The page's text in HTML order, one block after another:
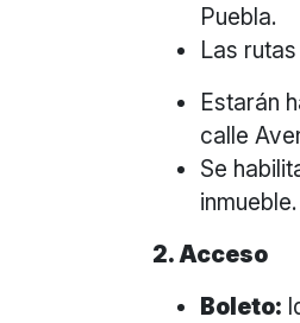
Puebla.
Las
Estarán
calle
Se
inmueble.
2. Acceso
Boleto: